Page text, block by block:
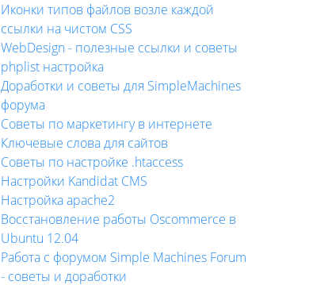
Иконки типов файлов возле каждой
ссылки на чистом CSS
WebDesign - полезные ссылки и советы
phplist настройка
Доработки и советы для SimpleMachines
форума
Советы по маркетингу в интернете
Ключевые слова для сайтов
Советы по настройке .htaccess
Настройки Kandidat CMS
Настройка apache2
Восстановление работы Oscommerce в
Ubuntu 12.04
Работа с форумом Simple Machines Forum
- советы и доработки